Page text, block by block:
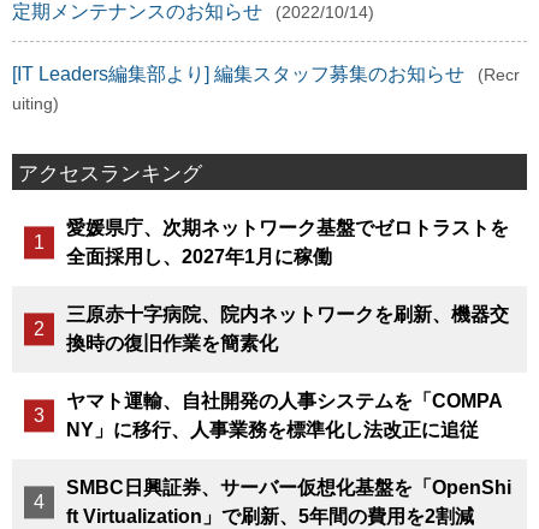
定期メンテナンスのお知らせ (2022/10/14)
[IT Leaders編集部より] 編集スタッフ募集のお知らせ
(Recr
uiting)
アクセスランキング
愛媛県庁、次期ネットワーク基盤でゼロトラストを
全面採用し、2027年1月に稼働
三原赤十字病院、院内ネットワークを刷新、機器交
換時の復旧作業を簡素化
ヤマト運輸、自社開発の人事システムを「COMPA
NY」に移行、人事業務を標準化し法改正に追従
SMBC日興証券、サーバー仮想化基盤を「OpenShi
ft Virtualization」で刷新、5年間の費用を2割減